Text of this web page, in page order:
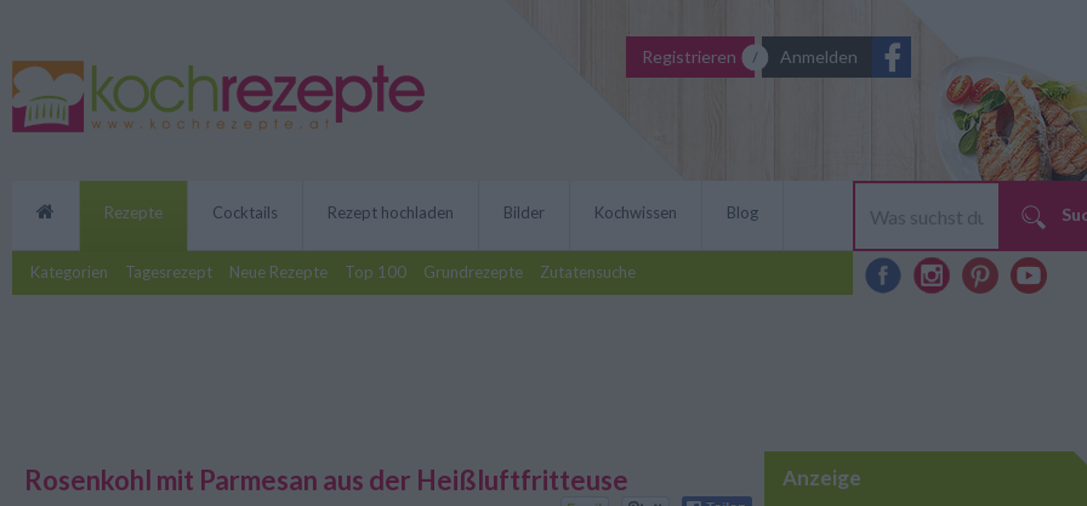
Registrieren Anmelden
Rezepte
Kategorien Tagesrezept Neue Rezepte Top 100 Grundrezepte Zutatensuche
Cocktails Rezept hochladen Bilder Kochwissen Blog
Rosenkohl mit Parmesan aus der Heißluftfritteuse Anzeige